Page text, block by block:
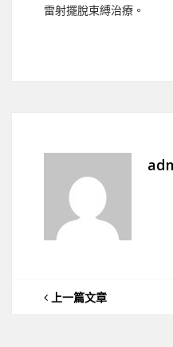
雷射擺脫束縛治療。
上一篇文章